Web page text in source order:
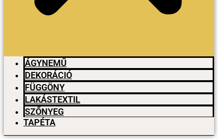
ÁGYNEMŰ
DEKORÁCIÓ
FÜGGÖNY
LAKÁSTEXTIL
SZŐNYEG
TAPÉTA